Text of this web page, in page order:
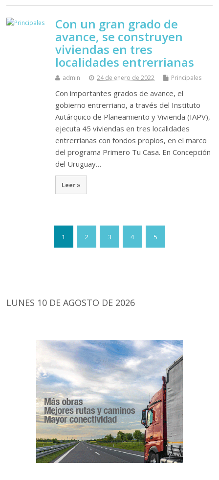
Con un gran grado de
avance, se construyen
viviendas en tres
localidades entrerrianas
admin 24 de enero de 2022 Principales
Con importantes grados de avance, el
gobierno entrerriano, a través del Instituto
Autárquico de Planeamiento y Vivienda (IAPV),
ejecuta 45 viviendas en tres localidades
entrerrianas con fondos propios, en el marco
del programa Primero Tu Casa. En Concepción
del Uruguay…
Leer »
1 2 3 4 5
LUNES 10 DE AGOSTO DE 2026